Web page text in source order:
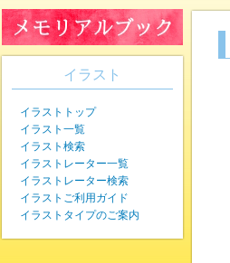
イラスト
イラストトップ
イラスト一覧
イラスト検索
イラストレーター一覧
イラストレーター検索
イラストご利用ガイド
イラストタイプのご案内